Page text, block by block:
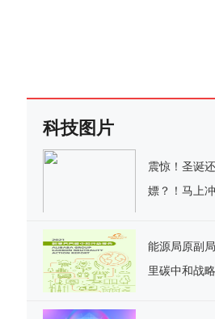
科技图片
震惊！圣诞
嫖？！马上冲
能源局原副
里碳中和战